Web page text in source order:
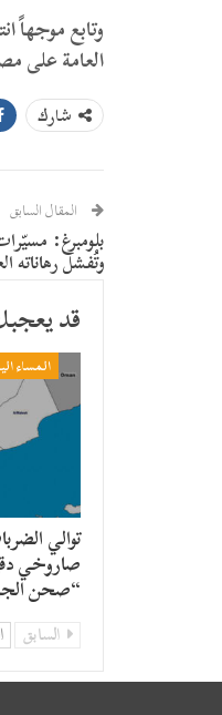
وتابع موجهاً
العامة على
شارك
المقال السابق
​بلومبرغ:
وتُفشل رهاناته
قد
المساء
توالي
صاروخي
“صحن
السابق